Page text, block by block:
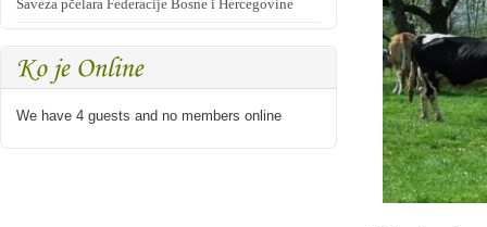
Saveza pčelara Federacije Bosne i Hercegovine
We have 4 guests and no members online